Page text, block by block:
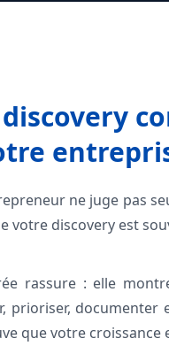
ne juge pas
votre discovery est
rassure : elle
prioriser,
que votre croissance